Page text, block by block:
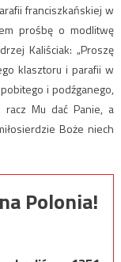
franciszkańskiej w
prośbę o modlitwę
Kaliściak: „Proszę
klasztoru i parafii w
i podźganego,
racz Mu dać Panie, a
Boże niech
Polonia!